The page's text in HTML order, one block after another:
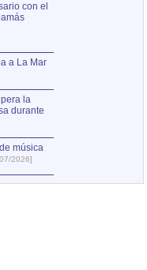
con el
a La Mar
la
durante
música
2026]